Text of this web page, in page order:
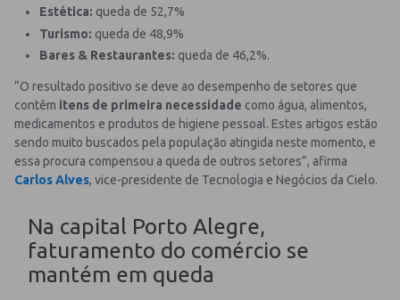
Estética: queda de 52,7%
Turismo: queda de 48,9%
Bares & Restaurantes: queda de 46,2%.
“O resultado positivo se deve ao desempenho de setores que
contêm itens de primeira necessidade como água, alimentos,
medicamentos e produtos de higiene pessoal. Estes artigos estão
sendo muito buscados pela população atingida neste momento, e
essa procura compensou a queda de outros setores”, afirma
Carlos Alves, vice-presidente de Tecnologia e Negócios da Cielo.
Na capital Porto Alegre,
faturamento do comércio se
mantém em queda